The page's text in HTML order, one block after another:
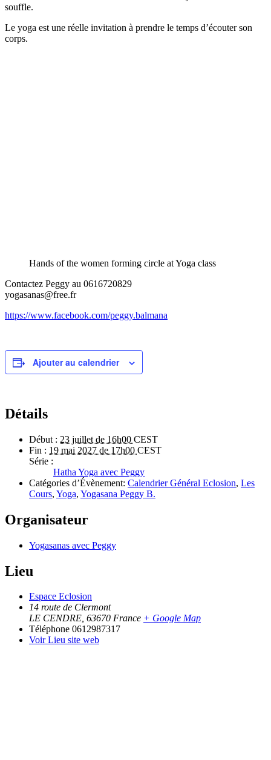
souffle.
Le yoga est une réelle invitation à prendre le temps d’écouter son
corps.
Hands of the women forming circle at Yoga class
Contactez Peggy au 0616720829
yogasanas@free.fr
https://www.facebook.com/peggy.balmana
Ajouter au calendrier
Détails
Début : 23 juillet de 16h00 CEST
Fin : 19 mai 2027 de 17h00 CEST
Série :
Hatha Yoga avec Peggy
Catégories d’Évènement: Calendrier Général Eclosion, Les
Cours, Yoga, Yogasana Peggy B.
Organisateur
Yogasanas avec Peggy
Lieu
Espace Eclosion
14 route de Clermont
LE CENDRE, 63670 France + Google Map
Téléphone 0612987317
Voir Lieu site web